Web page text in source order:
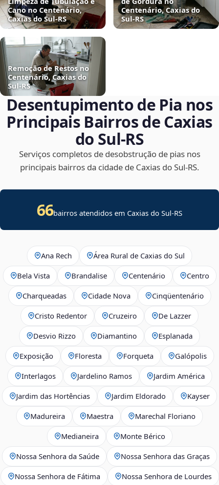
Cano no Centenário,
Caxias do Sul‑RS
Centenário, Caxias do
Sul‑RS
Remoção de Restos no
Centenário, Caxias do
Sul‑RS
Desentupimento de Pia nos
Principais Bairros de Caxias
do Sul‑RS
Serviços completos de desobstrução de pias nos
principais bairros da cidade de Caxias do Sul‑RS.
66bairros atendidos em Caxias do Sul-RS
Ana Rech Área Rural de Caxias do Sul
Bela Vista Brandalise Centenário Centro
Charqueadas Cidade Nova Cinqüentenário
Cristo Redentor Cruzeiro De Lazzer
Desvio Rizzo Diamantino Esplanada
Exposição Floresta Forqueta Galópolis
Interlagos Jardelino Ramos Jardim América
Jardim das Hortências Jardim Eldorado Kayser
Madureira Maestra Marechal Floriano
Medianeira Monte Bérico
Nossa Senhora da Saúde Nossa Senhora das Graças
Nossa Senhora de Fátima Nossa Senhora de Lourdes